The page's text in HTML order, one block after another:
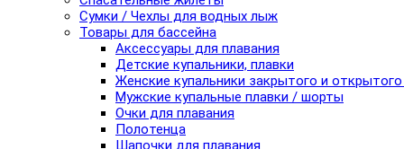
Сумки / Чехлы для водных лыж
Товары для бассейна
Аксессуары для плавания
Детские купальники, плавки
Женские купальники закрытого и
Мужские купальные плавки / шорты
Очки для плавания
Полотенца
Шапочки для плавания